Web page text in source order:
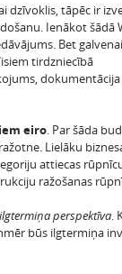
dzīvoklis, tāpēc ir
Ienākot šādā
Bet
tirdzniecībā
eiro . Par šāda
Lielāku
attiecas
ražošanas
ilgtermiņa perspektīva
būs ilgtermiņa